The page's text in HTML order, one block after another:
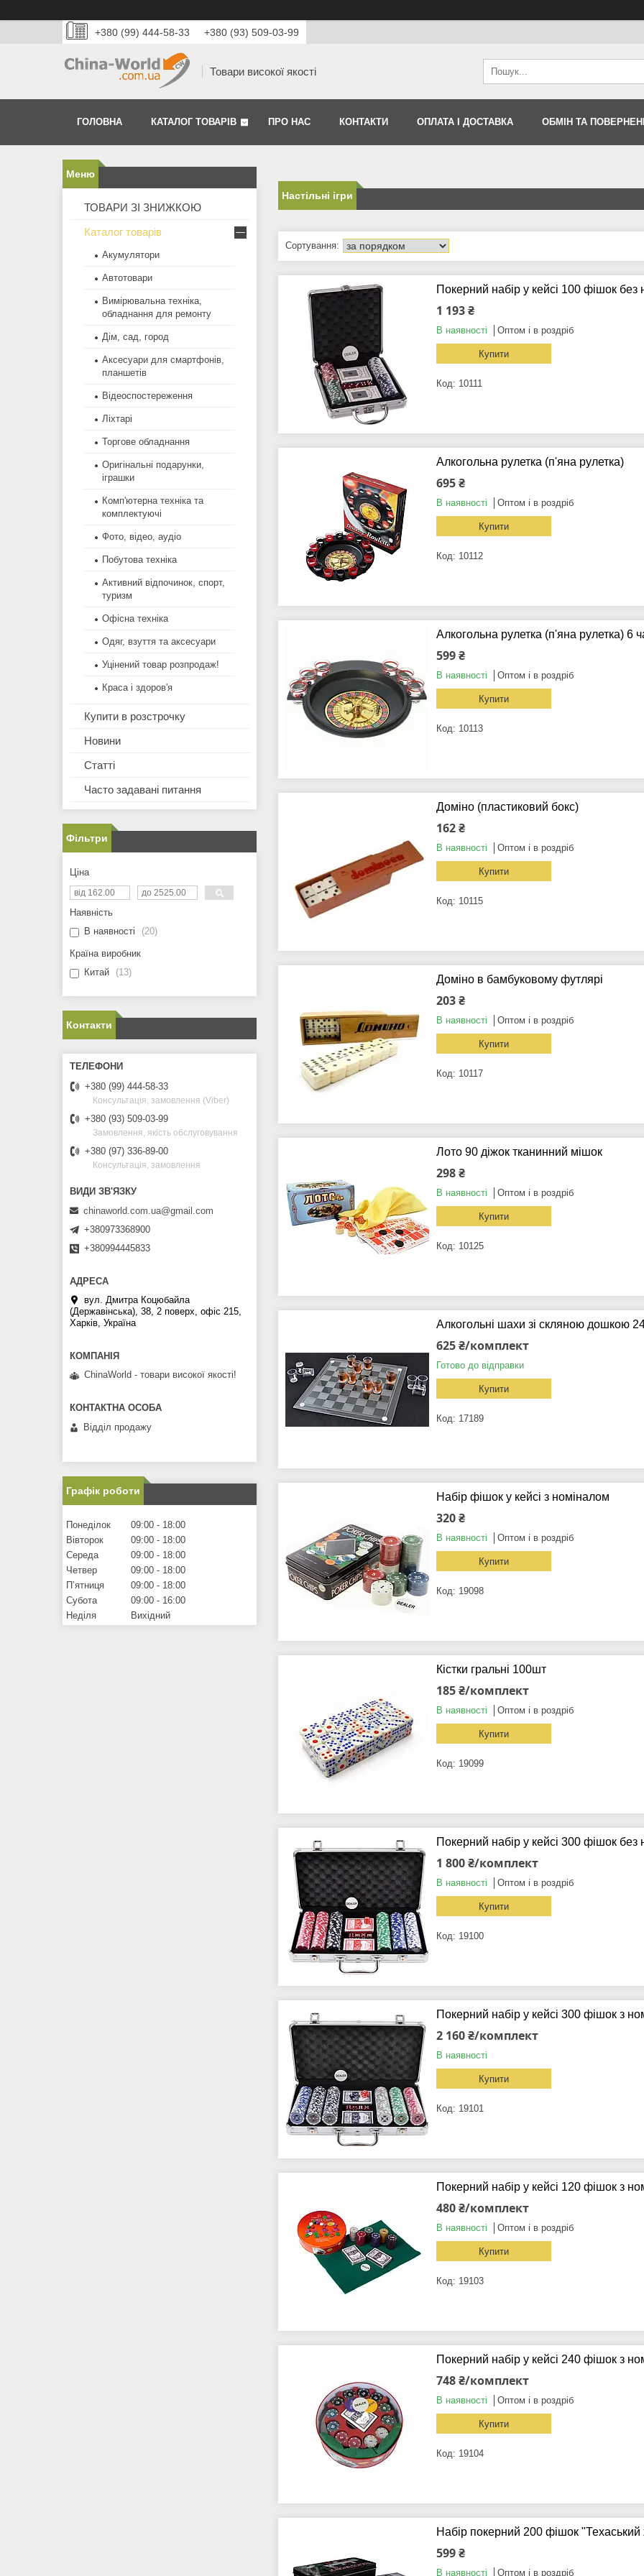
+380 (99) 444-58-33 +380 (93) 509-03-99
Товари високої якості
ГОЛОВНА КАТАЛОГ ТОВАРІВ ПРО НАС КОНТАКТИ ОПЛАТА І ДОСТАВКА ОБМІН ТА
Настільні ігри
Покерний набір у кейсі 100 фішок без
1 193 ₴
В наявності Оптом і в роздріб
Купити
10111
Алкогольна рулетка (п'яна рулетка)
695 ₴
В наявності Оптом і в роздріб
Купити
10112
Алкогольна рулетка (п'яна рулетка) 6
599 ₴
В наявності Оптом і в роздріб
Купити
10113
Доміно (пластиковий бокс)
162 ₴
В наявності Оптом і в роздріб
Купити
10115
Доміно в бамбуковому футлярі
203 ₴
В наявності Оптом і в роздріб
Купити
10117
Лото 90 діжок тканинний мішок
298 ₴
В наявності Оптом і в роздріб
Купити
10125
Алкогольні шахи зі скляною дошкою
625 ₴/комплект
Готово до відправки
Купити
17189
Набір фішок у кейсі з номіналом
320 ₴
В наявності Оптом і в роздріб
Купити
19098
Кістки гральні 100шт
185 ₴/комплект
В наявності Оптом і в роздріб
Купити
19099
Покерний набір у кейсі 300 фішок без
1 800 ₴/комплект
В наявності Оптом і в роздріб
Купити
19100
Покерний набір у кейсі 300 фішок з
2 160 ₴/комплект
В наявності
Купити
19101
Покерний набір у кейсі 120 фішок з
480 ₴/комплект
В наявності Оптом і в роздріб
Купити
19103
Покерний набір у кейсі 240 фішок з
748 ₴/комплект
В наявності Оптом і в роздріб
Купити
19104
Набір покерний 200 фішок
599 ₴
В наявності Оптом і в роздріб
ТОВАРИ ЗІ ЗНИЖКОЮ
Каталог товарів
Акумулятори
Автотовари
Вимірювальна техніка,
обладнання для ремонту
Дім, сад, город
Аксесуари для смартфонів,
планшетів
Відеоспостереження
Ліхтарі
Торгове обладнання
Оригінальні подарунки,
іграшки
Комп'ютерна техніка та
комплектуючі
Фото, відео, аудіо
Побутова техніка
Активний відпочинок, спорт,
туризм
Офісна техніка
Одяг, взуття та аксесуари
Уцінений товар розпродаж!
Краса і здоров'я
Купити в розстрочку
Новини
Статті
Часто задавані питання
Фільтри
Ціна
Наявність
В наявності
20
Країна виробник
Китай
13
Контакти
+380 (99) 444-58-33
Консультація, замовлення (Viber)
+380 (93) 509-03-99
Замовлення, якість обслуговування
+380 (97) 336-89-00
Консультація, замовлення
chinaworld.com.ua@gmail.com
+380973368900
+380994445833
вул. Дмитра Коцюбайла
(Державінська), 38, 2 поверх, офіс 215,
Харків, Україна
ChinaWorld - товари високої якості!
Відділ продажу
Графік роботи
Понеділок 09:00
18:00
Вівторок
09:00
18:00
Середа
09:00
18:00
Четвер
09:00
18:00
Пʼятниця
09:00
18:00
Субота
09:00
16:00
Неділя
Вихідний